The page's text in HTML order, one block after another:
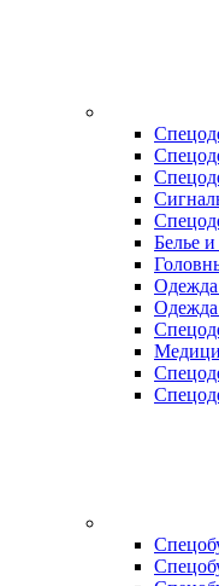
Белье
Одежда
Одежда